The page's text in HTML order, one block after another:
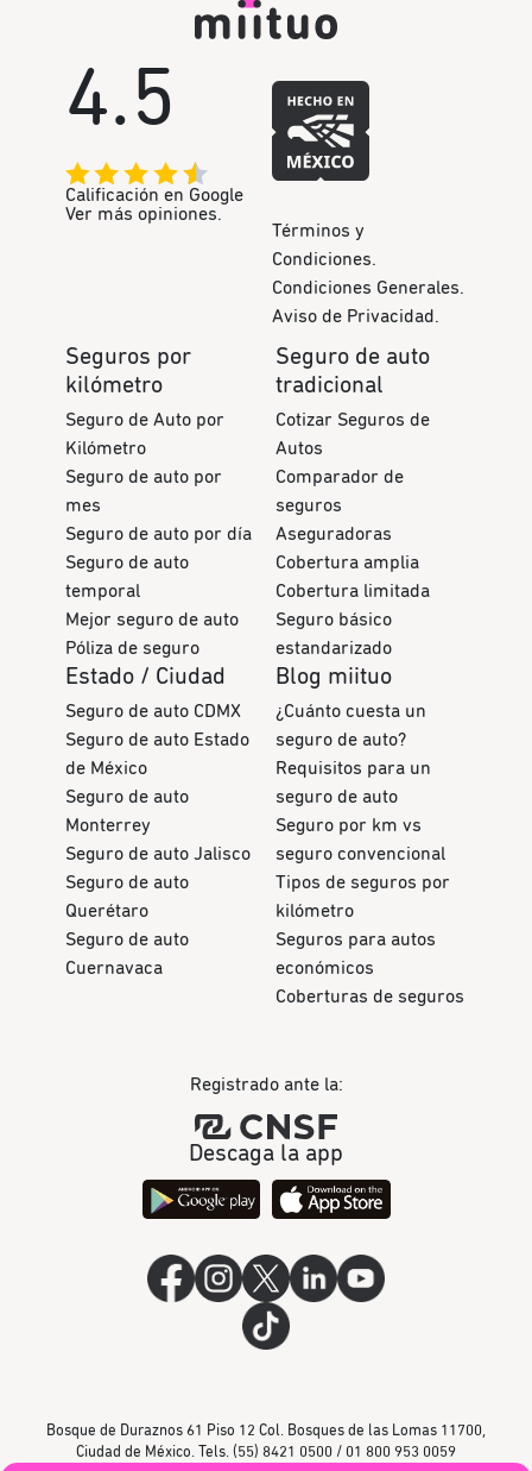
4.5
Calificación en Google
Ver más opiniones.
Términos y
Condiciones.
Condiciones Generales.
Aviso de Privacidad.
Seguros por
kilómetro
Seguro de Auto por
Kilómetro
Seguro de auto por
mes
Seguro de auto por día
Seguro de auto
temporal
Mejor seguro de auto
Póliza de seguro
Seguro de auto
tradicional
Cotizar Seguros de
Autos
Comparador de
seguros
Aseguradoras
Cobertura amplia
Cobertura limitada
Seguro básico
estandarizado
Estado / Ciudad
Seguro de auto CDMX
Seguro de auto Estado
de México
Seguro de auto
Monterrey
Seguro de auto Jalisco
Seguro de auto
Querétaro
Seguro de auto
Cuernavaca
Blog miituo
¿Cuánto cuesta un
seguro de auto?
Requisitos para un
seguro de auto
Seguro por km vs
seguro convencional
Tipos de seguros por
kilómetro
Seguros para autos
económicos
Coberturas de seguros
Registrado ante la:
Descaga la app
Bosque de Duraznos 61 Piso 12 Col. Bosques de las Lomas 11700,
Ciudad de México. Tels. (55) 8421 0500 / 01 800 953 0059